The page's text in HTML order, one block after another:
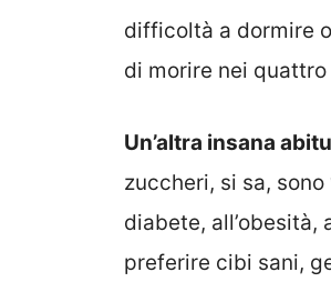
difficoltà a dormire
di morire nei
Un’altra insana
zuccheri, si sa,
diabete,
preferire cibi sani,